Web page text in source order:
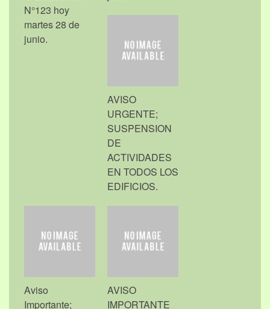
N°123 hoy
martes 28 de
junio.
AVISO
URGENTE;
SUSPENSION
DE
ACTIVIDADES
EN TODOS LOS
EDIFICIOS.
Aviso
Importante;
AVISO
IMPORTANTE